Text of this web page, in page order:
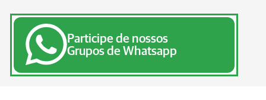
Participe de nossos
Grupos de Whatsapp